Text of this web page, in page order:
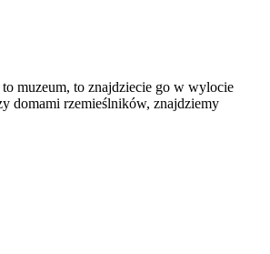
muzeum, to znajdziecie go w wylocie
domami rzemieślników, znajdziemy